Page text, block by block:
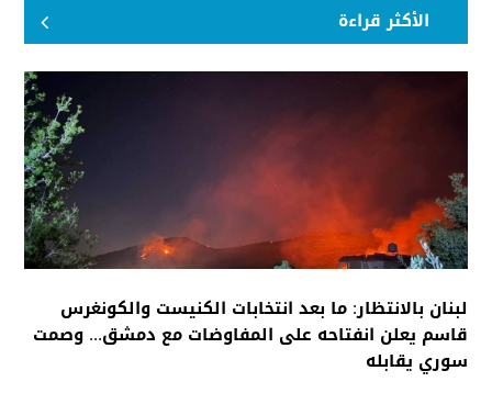
الأكثر قراءة
لبنان بالانتظار: ما بعد انتخابات الكنيست والكونغرس
قاسم يعلن انفتاحه على المفاوضات مع دمشق... وصمت
سوري يقابله